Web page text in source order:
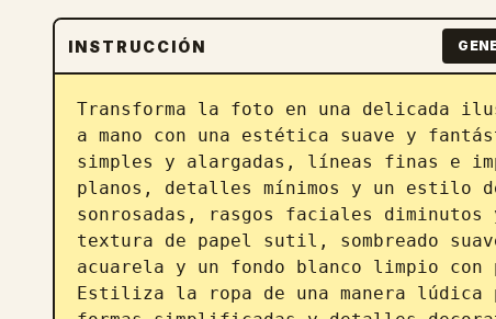
INSTRUCCIÓN
Transforma la foto en una delicada
a mano con una estética suave y
simples y alargadas, líneas finas e
planos, detalles mínimos y un estilo
sonrosadas, rasgos faciales diminutos
textura de papel sutil, sombreado
acuarela y un fondo blanco limpio
Estiliza la ropa de una manera